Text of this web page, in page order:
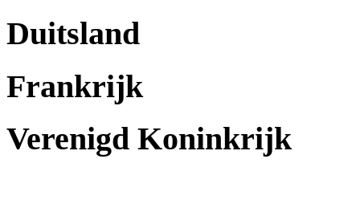
Duitsland
Frankrijk
Verenigd Koninkrijk